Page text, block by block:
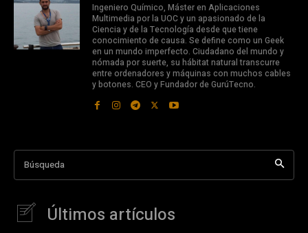
Ingeniero Químico, Máster en Aplicaciones
Multimedia por la UOC y un apasionado de la
Ciencia y de la Tecnología desde que tiene
conocimiento de causa. Se define como un Geek
en un mundo imperfecto. Ciudadano del mundo y
nómada por suerte, su hábitat natural transcurre
entre ordenadores y máquinas con muchos cables
y botones. CEO y Fundador de GurúTecno.
Búsqueda
Últimos artículos